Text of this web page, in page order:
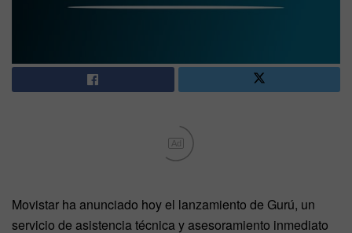
Ad
Movistar ha anunciado hoy el lanzamiento de Gurú, un
servicio de asistencia técnica y asesoramiento inmediato